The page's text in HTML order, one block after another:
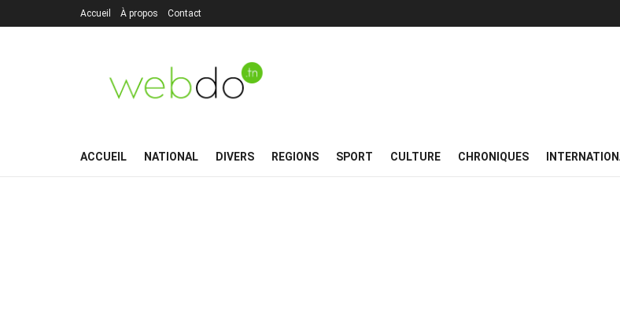
Accueil À propos Contact
ACCUEIL NATIONAL DIVERS REGIONS SPORT CULTURE CHRONIQUES